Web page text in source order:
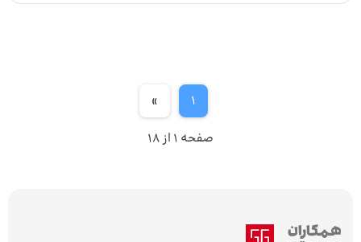
1
»
صفحه 1 از 18